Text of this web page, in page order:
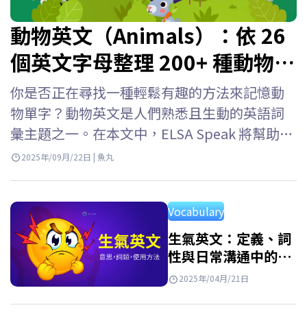
動物英文（Animals）：依 26
個英文字母整理 200+ 種動物名
稱
你是否正在尋找一種輕鬆有趣的方法來記憶動
物單字？動物英文是人們熟悉且生動的英語詞
彙主題之一。在本文中，ELSA Speak 將幫助你
熟悉常見動物英文、動物英文發音以及 26個英
方式探索自然世界的有趣第一步。透過學習各
種動物英文，孩子們不僅可以擴大詞彙量，還
可以鍛鍊他們的觀察能力和反應能力，並從小
就熱愛學習語言。 動物單字 翻譯 Cat 貓 Dog 狗
2025年/09月/22日 | 魚丸
Vocabulary
生氣英文：定義、詞
性與日常溝通中的用
法2025年/04月/21日